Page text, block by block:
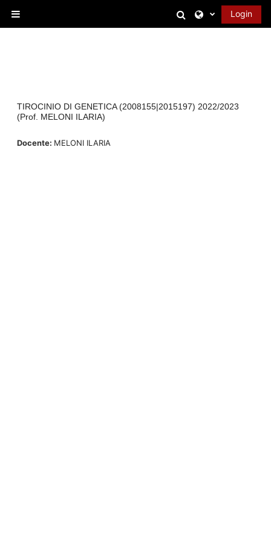
Attiva/disattiva
Login
TIROCINIO DI GENETICA (2008155|2015197) 2022/2023
(Prof. MELONI ILARIA)
Docente: MELONI ILARIA